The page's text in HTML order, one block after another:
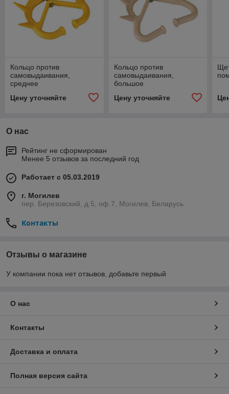
Кольцо против
самовыдаивания,
среднее
Цену уточняйте
Кольцо против
самовыдаивания,
большое
Цену уточняйте
О нас
Рейтинг не сформирован
Менее 5 отзывов за последний год
Работает с 05.03.2019
г. Могилев
пер. Березовский, д.5, оф.7, Могилев, Беларусь
Контакты
Отзывы о магазине
У компании пока нет отзывов, добавьте первый
О нас
Контакты
Доставка и оплата
Полная версия сайта